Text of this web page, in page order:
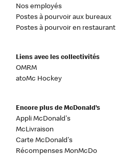
Nos employés
Postes à pourvoir aux bureaux
Postes à pourvoir en restaurant
Liens avec les collectivités
OMRM
atoMc Hockey
Encore plus de McDonald’s
Appli McDonald's
McLivraison
Carte McDonald's
Récompenses MonMcDo